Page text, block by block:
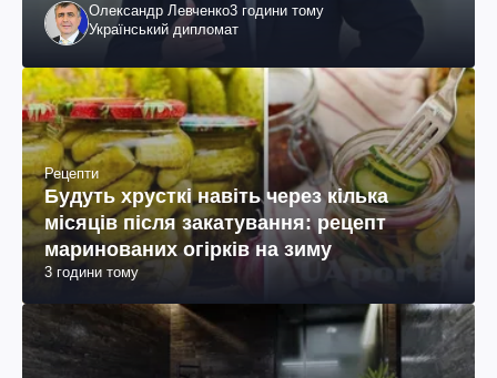
Олександр Левченко3 години тому
Український дипломат
Рецепти
Будуть хрусткі навіть через кілька
місяців після закатування: рецепт
маринованих огірків на зиму
3 години тому